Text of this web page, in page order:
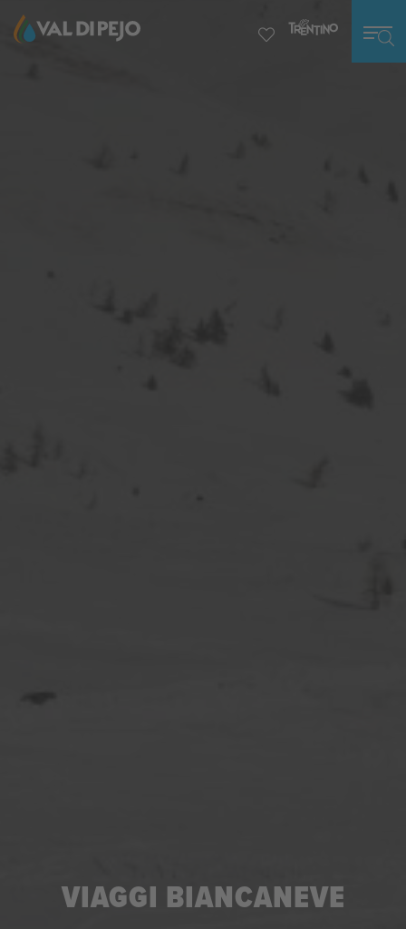
VIAGGI BIANCANEVE